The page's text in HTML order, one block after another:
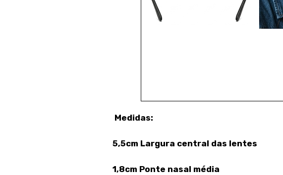
Medidas:
5,5cm Largura central das lentes
1,8cm Ponte nasal média